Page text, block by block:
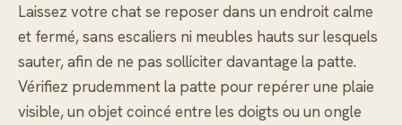
Laissez votre chat se reposer dans un endroit calme
et fermé, sans escaliers ni meubles hauts sur lesquels
sauter, afin de ne pas solliciter davantage la patte.
Vérifiez prudemment la patte pour repérer une plaie
visible, un objet coincé entre les doigts ou un ongle